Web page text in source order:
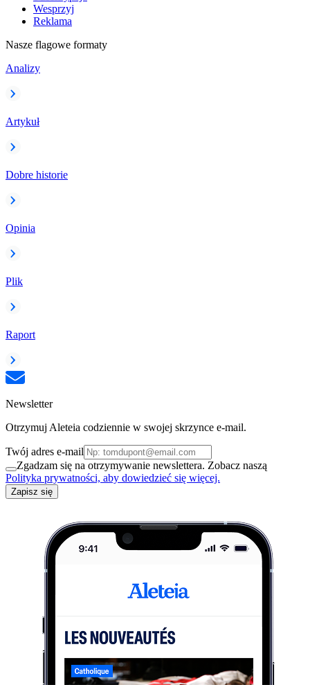
Wesprzyj
Reklama
Nasze flagowe formaty
Analizy
Artykuł
Dobre historie
Opinia
Plik
Raport
Newsletter
Otrzymuj Aleteia codziennie w swojej skrzynce e-mail.
Twój adres e-mail
Zgadzam się na otrzymywanie newslettera. Zobacz naszą
Polityka prywatności, aby dowiedzieć się więcej.
Zapisz się